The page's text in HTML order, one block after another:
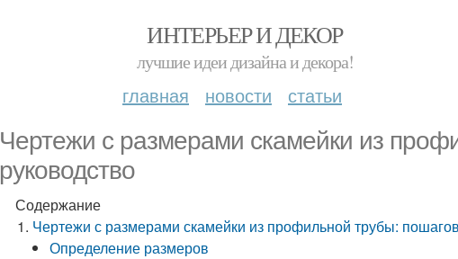
ИНТЕРЬЕР И ДЕКОР
лучшие идеи дизайна и декора!
главная новости статьи
Чертежи с размерами скамейки из
руководство
Содержание
Чертежи с размерами скамейки из профильной трубы:
Определение размеров